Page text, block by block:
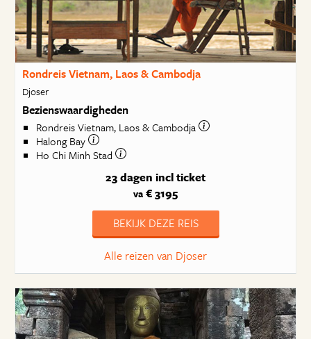
Rondreis Vietnam, Laos & Cambodja
Djoser
Bezienswaardigheden
Rondreis Vietnam, Laos & Cambodja
Halong Bay
Ho Chi Minh Stad
23 dagen incl ticket
va € 3195
BEKIJK DEZE REIS
Alle reizen van Djoser